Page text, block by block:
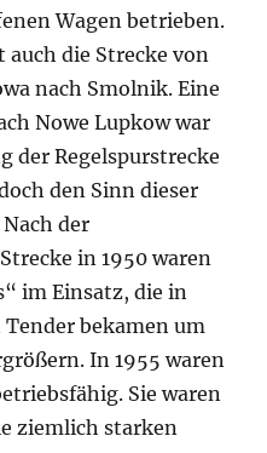
Wagen betrieben.
die Strecke von
nach Smolnik. Eine
Nowe Lupkow war
der Regelspurstrecke
den Sinn dieser
der
in 1950 waren
im Einsatz, die in
bekamen um
In 1955 waren
Sie waren
ziemlich starken